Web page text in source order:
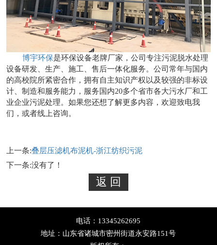
博宇环保是环保设备老牌厂家，公司专注污泥脱水处理
设备研发、生产、施工、售后一体化服务。公司常年与国内
的高校院所紧密合作，拥有自主知识产权以及较强的非标设
计、制造和服务能力，服务国内20多个省市各大污水厂和工
业企业污泥处理。如果您还想了解更多内容，欢迎致电我
们，或者线上咨询。
上一条:叠层压滤机布泥机-浙江纺织污泥
下一条:没有了！
电话：13345262695
地址：山东省诸城市密州街道永安路151号